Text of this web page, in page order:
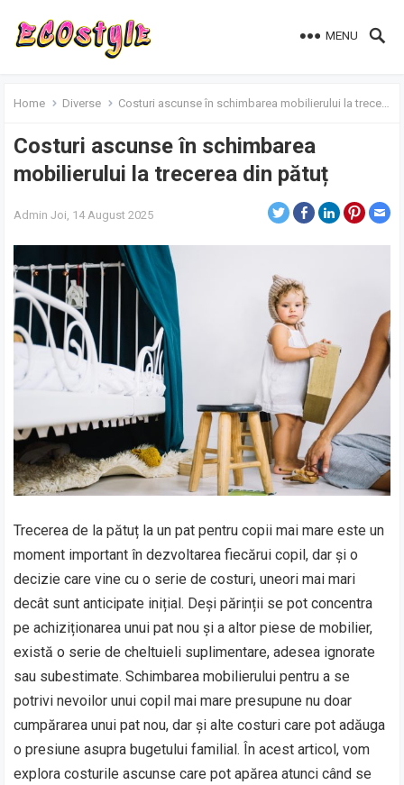
MENU
Home Diverse Costuri ascunse în schimbarea mobilierului la trecerea din pătuț
Costuri ascunse în schimbarea
mobilierului la trecerea din pătuț
Admin Joi, 14 August 2025
Trecerea de la pătuț la un pat pentru copii mai mare este un
moment important în dezvoltarea fiecărui copil, dar și o
decizie care vine cu o serie de costuri, uneori mai mari
decât sunt anticipate inițial. Deși părinții se pot concentra
pe achiziționarea unui pat nou și a altor piese de mobilier,
există o serie de cheltuieli suplimentare, adesea ignorate
sau subestimate. Schimbarea mobilierului pentru a se
potrivi nevoilor unui copil mai mare presupune nu doar
cumpărarea unui pat nou, dar și alte costuri care pot adăuga
o presiune asupra bugetului familial. În acest articol, vom
explora costurile ascunse care pot apărea atunci când se